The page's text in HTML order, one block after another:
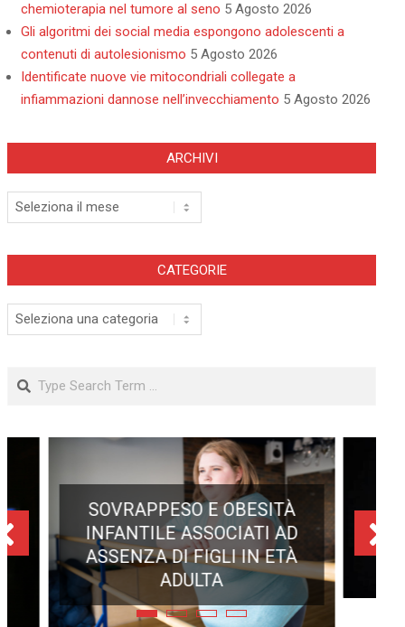
chemioterapia nel tumore al seno 5 Agosto 2026
Gli algoritmi dei social media espongono adolescenti a
contenuti di autolesionismo 5 Agosto 2026
Identificate nuove vie mitocondriali collegate a
infiammazioni dannose nell’invecchiamento 5 Agosto 2026
ARCHIVI
Archivi
CATEGORIE
Categorie
Search
ECLISSE TOTALE DEL 12
AGOSTO 2026: DOVE SI
POTRÀ VEDERE